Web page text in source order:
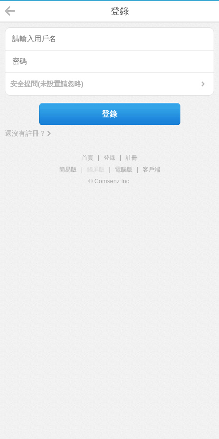
登錄
安全提問(未設置請忽略)
登錄
還沒有註冊？
首頁 登錄
註冊
簡易版
觸屏版 電腦版
客戶端
© Comsenz Inc.